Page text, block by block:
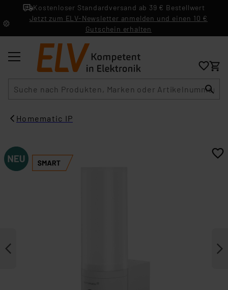
Kostenloser Standardversand ab 39 € Bestellwert
Jetzt zum ELV-Newsletter anmelden und einen 10 €
Gutschein erhalten
Homematic IP